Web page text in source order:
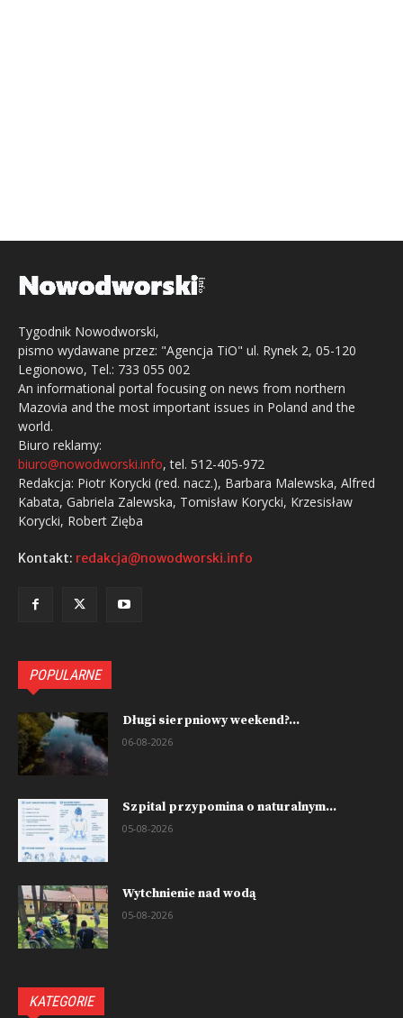
Tygodnik Nowodworski,
pismo wydawane przez: "Agencja TiO" ul. Rynek 2, 05-120
Legionowo, Tel.: 733 055 002
An informational portal focusing on news from northern
Mazovia and the most important issues in Poland and the
world.
Biuro reklamy:
biuro@nowodworski.info, tel. 512-405-972
Redakcja: Piotr Korycki (red. nacz.), Barbara Malewska, Alfred
Kabata, Gabriela Zalewska, Tomisław Korycki, Krzesisław
Korycki, Robert Zięba
Kontakt: redakcja@nowodworski.info
POPULARNE
Długi sierpniowy weekend?...
06-08-2026
Szpital przypomina o naturalnym...
05-08-2026
Wytchnienie nad wodą
05-08-2026
KATEGORIE